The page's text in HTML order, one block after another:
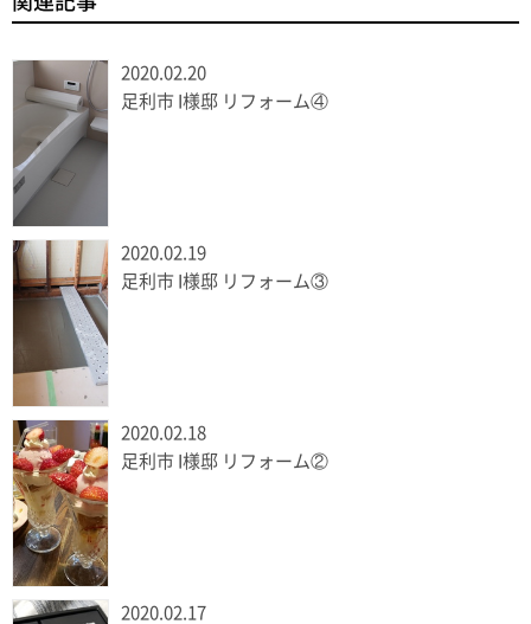
2020.02.20
足利市 I様邸 リフォーム④
2020.02.19
足利市 I様邸 リフォーム③
2020.02.18
足利市 I様邸 リフォーム②
2020.02.17